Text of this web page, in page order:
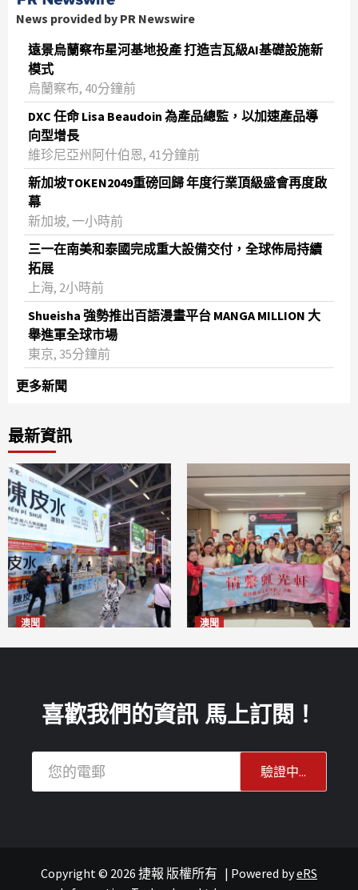
News provided by PR Newswire
遠景烏蘭察布星河基地投產 打造吉瓦級AI基礎設施新
模式
烏蘭察布, 40分鐘前
DXC 任命 Lisa Beaudoin 為產品總監，以加速產品導
向型增長
維珍尼亞州阿什伯恩, 41分鐘前
新加坡TOKEN2049重磅回歸 年度行業頂級盛會再度啟
幕
新加坡, 一小時前
三一在南美和泰國完成重大設備交付，全球佈局持續
拓展
上海, 2小時前
Shueisha 強勢推出百語漫畫平台 MANGA MILLION 大
舉進軍全球市場
東京, 35分鐘前
更多新聞
最新資訊
澳聞 澳聞
文化
喜歡我們的資訊 馬上訂閱！
Copyright © 2026 捷報 版權所有 | Powered byeRS